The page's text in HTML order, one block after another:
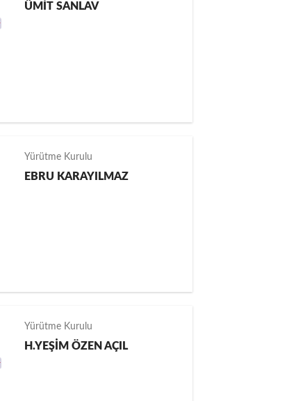
ÜMİT SANLAV
Yürütme Kurulu
EBRU KARAYILMAZ
Yürütme Kurulu
H.YEŞİM ÖZEN AÇIL